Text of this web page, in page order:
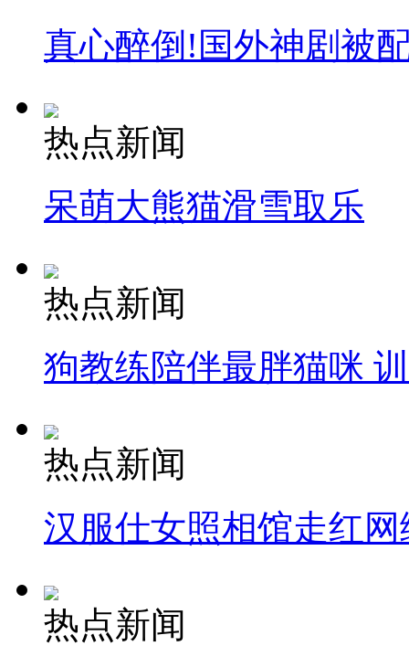
真心醉倒!国外神剧被
热点新闻
呆萌大熊猫滑雪取乐
热点新闻
狗教练陪伴最胖猫咪
热点新闻
汉服仕女照相馆走红网
热点新闻